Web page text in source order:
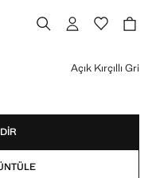
Açık Kırçıllı Gri